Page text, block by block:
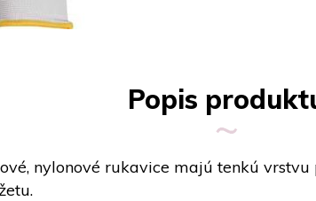
Popis
nylonové rukavice majú tenkú